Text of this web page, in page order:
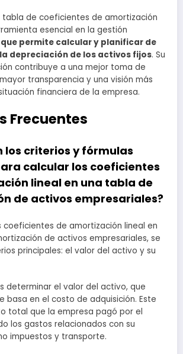
tabla de coeficientes de amortización
esencial en la gestión
permite calcular y planificar de
depreciación de los activos fijos. Su
contribuye a una mejor toma de
transparencia y una visión más
financiera de la empresa.
Frecuentes
los criterios y fórmulas
calcular los coeficientes
lineal en una tabla de
de activos empresariales?
coeficientes de amortización lineal en
de activos empresariales, se
principales: el valor del activo y su
determinar el valor del activo, que
basa en el costo de adquisición. Este
total que la empresa pagó por el
los gastos relacionados con su
impuestos y transporte.